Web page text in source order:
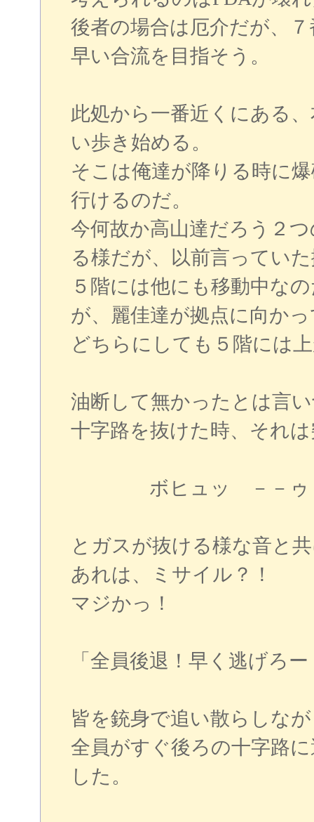
後者の場合は厄介だが、
早い合流を目指そう。
此処から一番近くにある
い歩き始める。
そこは俺達が降りる時に
行けるのだ。
今何故か高山達だろう２
る様だが、以前言ってい
５階には他にも移動中な
が、麗佳達が拠点に向か
どちらにしても５階には
油断して無かったとは言
十字路を抜けた時、それ
ボヒュッ －－ゥ
とガスが抜ける様な音と
あれは、ミサイル？！
マジかっ！
「全員後退！早く逃げろー
皆を銃身で追い散らしな
全員がすぐ後ろの十字路
した。